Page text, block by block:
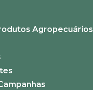
AVALIAÇÃO
Agropecuários